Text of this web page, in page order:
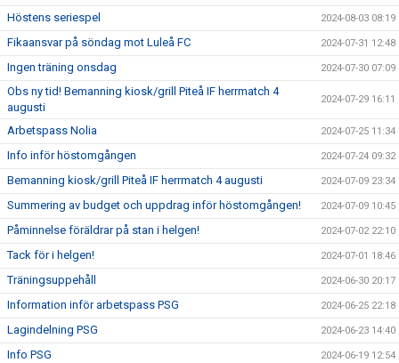
Höstens seriespel 2024-08-03 08:19
Fikaansvar på söndag mot Luleå FC 2024-07-31 12:48
Ingen träning onsdag 2024-07-30 07:09
Obs ny tid! Bemanning kiosk/grill Piteå IF herrmatch 4
augusti
2024-07-29 16:11
Arbetspass Nolia 2024-07-25 11:34
Info inför höstomgången 2024-07-24 09:32
Bemanning kiosk/grill Piteå IF herrmatch 4 augusti 2024-07-09 23:34
Summering av budget och uppdrag inför höstomgången! 2024-07-09 10:45
Påminnelse föräldrar på stan i helgen! 2024-07-02 22:10
Tack för i helgen! 2024-07-01 18:46
Träningsuppehåll 2024-06-30 20:17
Information inför arbetspass PSG 2024-06-25 22:18
Lagindelning PSG 2024-06-23 14:40
Info PSG 2024-06-19 12:54